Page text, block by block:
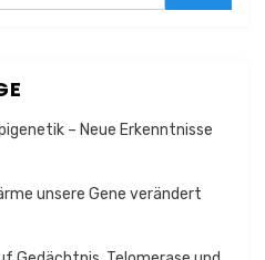
– Neue Erkenntnisse
unsere Gene verändert